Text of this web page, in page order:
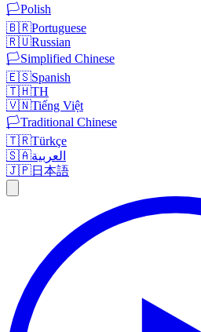
🏳️Polish
🇧🇷Portuguese
🇷🇺Russian
🏳️Simplified Chinese
🇪🇸Spanish
🇹🇭TH
🇻🇳Tiếng Việt
🏳️Traditional Chinese
🇹🇷Türkçe
🇸🇦العربية
🇯🇵日本語